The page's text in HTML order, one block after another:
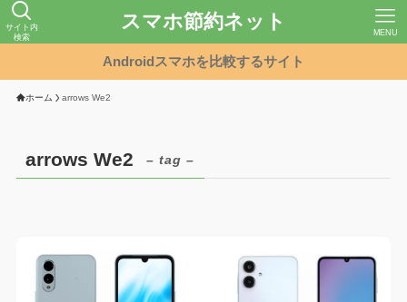
スマホ節約ネット
サイト内
検索
MENU
Androidスマホを比較するサイト
ホーム arrows We2
arrows We2 – tag –